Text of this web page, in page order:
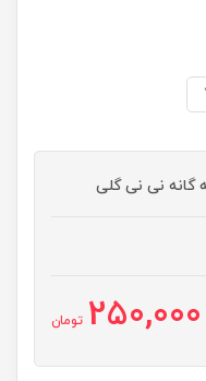
گانه نی نی گلی
250,000 تومان